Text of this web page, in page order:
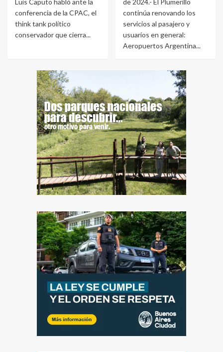
Luis Caputo habló ante la
conferencia de la CPAC, el
think tank político
conservador que cierra...
de 2024.- El Plumerillo
continúa renovando los
servicios al pasajero y
usuarios en general:
Aeropuertos Argentina...